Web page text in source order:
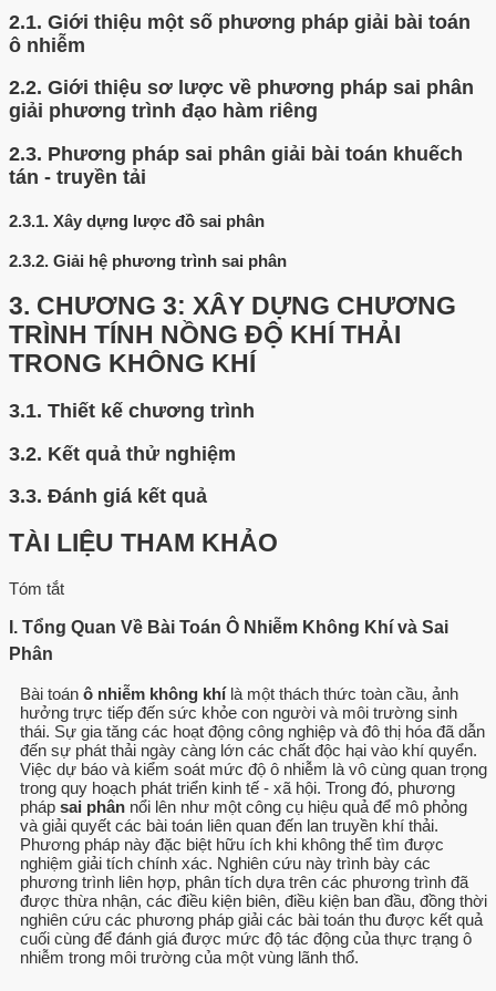
2.1. Giới thiệu một số phương pháp giải bài toán
ô nhiễm
2.2. Giới thiệu sơ lược về phương pháp sai phân
giải phương trình đạo hàm riêng
2.3. Phương pháp sai phân giải bài toán khuếch
tán - truyền tải
2.3.1. Xây dựng lược đồ sai phân
2.3.2. Giải hệ phương trình sai phân
3. CHƯƠNG 3: XÂY DỰNG CHƯƠNG
TRÌNH TÍNH NỒNG ĐỘ KHÍ THẢI
TRONG KHÔNG KHÍ
3.1. Thiết kế chương trình
3.2. Kết quả thử nghiệm
3.3. Đánh giá kết quả
TÀI LIỆU THAM KHẢO
Tóm tắt
I. Tổng Quan Về Bài Toán Ô Nhiễm Không Khí và Sai
Phân
Bài toán ô nhiễm không khílà một thách thức toàn cầu, ảnh
hưởng trực tiếp đến sức khỏe con người và môi trường sinh
thái. Sự gia tăng các hoạt động công nghiệp và đô thị hóa đã dẫn
đến sự phát thải ngày càng lớn các chất độc hại vào khí quyển.
Việc dự báo và kiểm soát mức độ ô nhiễm là vô cùng quan trọng
trong quy hoạch phát triển kinh tế - xã hội. Trong đó, phương
pháp sai phân nổi lên như một công cụ hiệu quả để mô phỏng
và giải quyết các bài toán liên quan đến lan truyền khí thải.
Phương pháp này đặc biệt hữu ích khi không thể tìm được
nghiệm giải tích chính xác. Nghiên cứu này trình bày các
phương trình liên hợp, phân tích dựa trên các phương trình đã
được thừa nhận, các điều kiện biên, điều kiện ban đầu, đồng thời
nghiên cứu các phương pháp giải các bài toán thu được kết quả
cuối cùng để đánh giá được mức độ tác động của thực trạng ô
nhiễm trong môi trường của một vùng lãnh thổ.